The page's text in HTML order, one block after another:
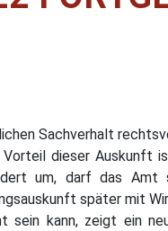
Sachverhalt
dieser Auskunft
um, darf das Amt
später mit
sein kann, zeigt ein